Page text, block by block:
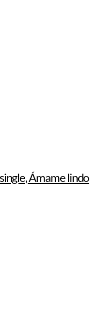
Ámame lindo